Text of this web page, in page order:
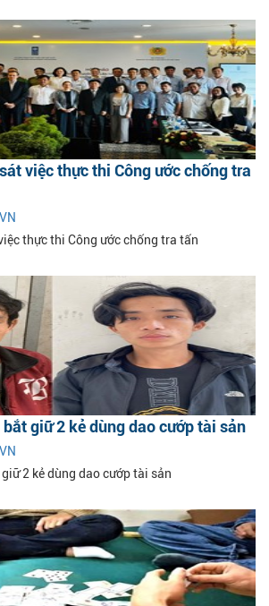
việc thực thi Công ước chống tra
thực thi Công ước chống tra tấn
giữ 2 kẻ dùng dao cướp tài sản
2 kẻ dùng dao cướp tài sản